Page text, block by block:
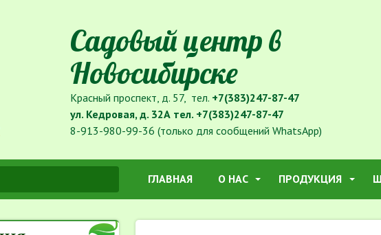
Садовый центр в
Новосибирске
Красный проспект, д. 57, тел. +7(383)247-87-47
ул. Кедровая, д. 32А тел. +7(383)247-87-47
8-913-980-99-36 (только для сообщений WhatsApp)
ГЛАВНАЯ О НАС ПРОДУКЦИЯ